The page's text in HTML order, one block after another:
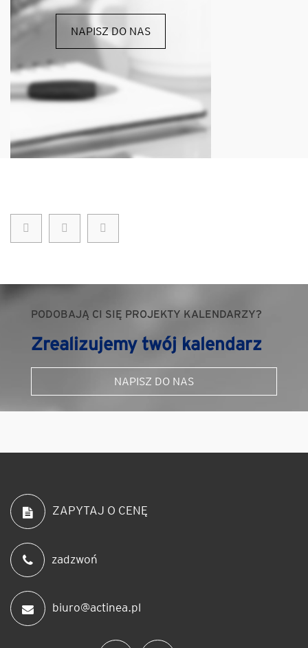
NAPISZ DO NAS
PODOBAJĄ CI SIĘ PROJEKTY KALENDARZY?
Zrealizujemy twój kalendarz
NAPISZ DO NAS
ZAPYTAJ O CENĘ
zadzwoń
biuro@actinea.pl